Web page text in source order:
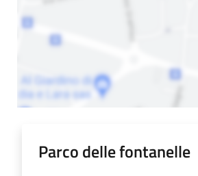
Parco delle fontanelle